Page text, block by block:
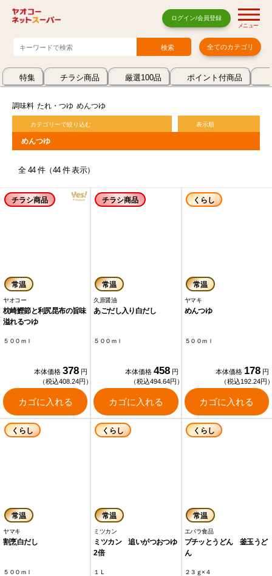
ログイン/会員登録
メニュー
全てのカテゴリ
特集 チラシ商品 厳選100品 ポイント付商品
調味料 たれ・つゆ めんつゆ
カテゴリーで絞り込む 表示順
めんつゆ
全 44 件（44 件 表示）
チラシ商品
常温
ヤオコー
枕崎鰹節と利尻昆布の旨味
溢れるつゆ
５００ｍｌ
本体価格 378 円
（税込408.24円）
カゴに入れる
チラシ商品
常温
久原醤油
あごだし入り白だし
５００ｍｌ
本体価格 458 円
（税込494.64円）
カゴに入れる
くらし
常温
ヤマキ
めんつゆ
５００ｍｌ
本体価格 178 円
（税込192.24円
カゴに入れる
くらし
常温
ヤマキ
割烹白だし
５００ｍｌ
くらし
常温
ミツカン
ミツカン 追いがつおつゆ
2倍
１Ｌ
くらし
常温
エバラ食品
プチッとうどん 釜玉うど
ん
２３ｇ×４